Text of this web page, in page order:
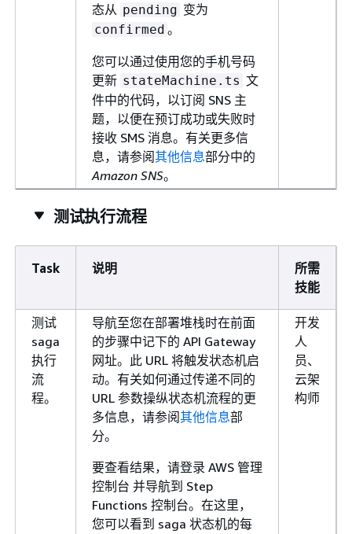
态从 pending 变为
confirmed 。
您可以通过使用您的手机号码
更新 stateMachine.ts 文
件中的代码，以订阅 SNS 主
题，以便在预订成功或失败时
接收 SMS 消息。有关更多信
息，请参阅其他信息部分中的
Amazon SNS。
测试执行流程
Task 说明
所需
技能
测试
saga
执行
流
程。
导航至您在部署堆栈时在前面
的步骤中记下的 API Gateway
网址。此 URL 将触发状态机启
动。有关如何通过传递不同的
URL 参数操纵状态机流程的更
多信息，请参阅其他信息部
分。
要查看结果，请登录 AWS 管理
控制台 并导航到 Step
Functions 控制台。在这里，
您可以看到 saga 状态机的每
开发
人
员、
云架
构师